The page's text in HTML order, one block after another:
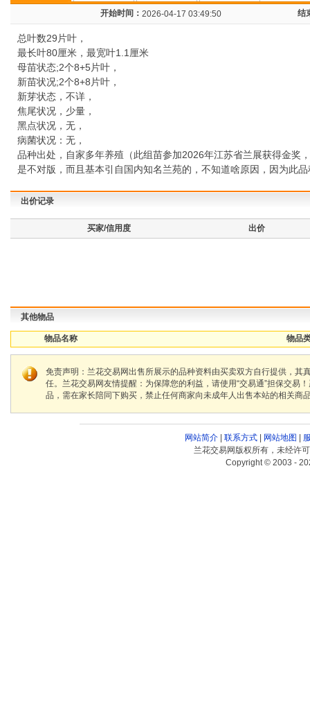
开始时间： 2026-04-17 03:49:50 结
总叶数29片叶，
最长叶80厘米，最宽叶1.1厘米
母苗状态;2个8+5片叶，
新苗状况;2个8+8片叶，
新芽状态，不详，
焦尾状况，少量，
黑点状况，无，
病菌状况：无，
品种出处，自家多年养殖（此组苗参加2026年江苏省兰展获得金奖
是不对版，而且基本引自国内知名兰苑的，不知道啥原因，因为此
出价记录
买家/信用度 出价
其他物品
物品名称 物品
免责声明：兰花交易网出售所展示的品种资料由买卖双方自行提供，
任。兰花交易网友情提醒：为保障您的利益，请使用“交易通”担保交
品，需在家长陪同下购买，禁止任何商家向未成年人出售本站的相关商
网站简介| 联系方式| 网站地图
兰花交易网版权所有，未经许
Copyright © 2003 -